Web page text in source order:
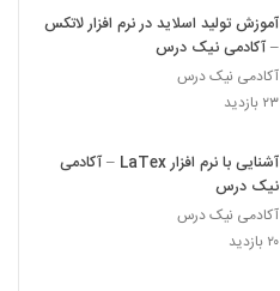
آموزش تولید اسلاید در نرم افزار لاتکس
– آکادمی نیک درس
آکادمی نیک درس
۲۳ بازدید
آشنایی با نرم افزار LaTex – آکادمی
نیک درس
آکادمی نیک درس
۲۰ بازدید